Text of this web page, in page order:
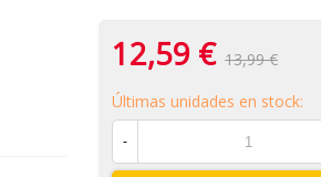
12,59 € 13,99 €
Últimas unidades en stock:
-